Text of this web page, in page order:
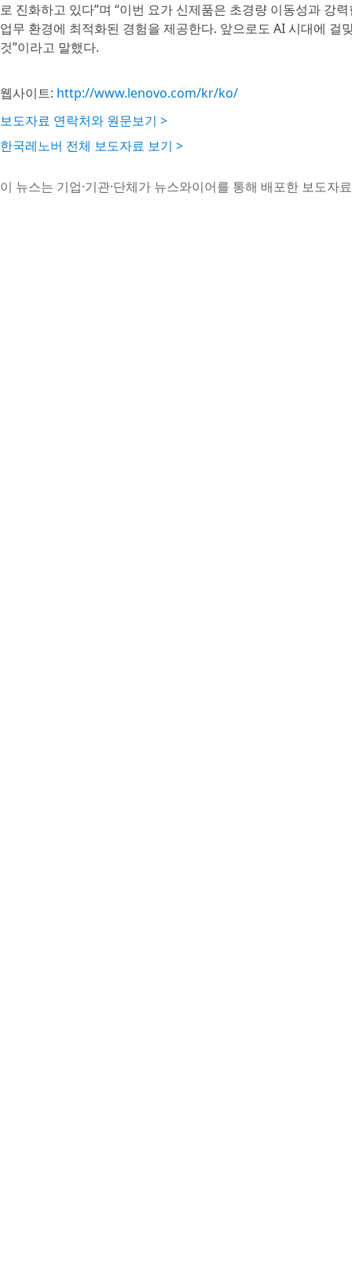
로 진화하고 있다”며 “이번 요가 신제품은 초경량 이동성과 강
업무 환경에 최적화된 경험을 제공한다. 앞으로도 AI 시대에
것”이라고 말했다.
웹사이트: http://www.lenovo.com/kr/ko/
보도자료 연락처와 원문보기 >
한국레노버 전체 보도자료 보기 >
이 뉴스는 기업·기관·단체가 뉴스와이어를 통해 배포한 보도자